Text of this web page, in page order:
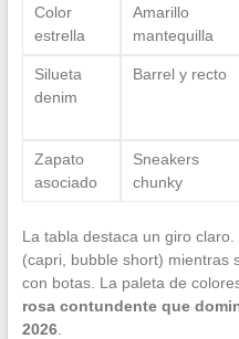
Color
estrella
Amarillo
mantequilla
Silueta
denim
Barrel y recto
Zapato
asociado
Sneakers
chunky
La tabla destaca un giro
(capri, bubble short) mientras
con botas. La paleta de
rosa contundente que
2026.